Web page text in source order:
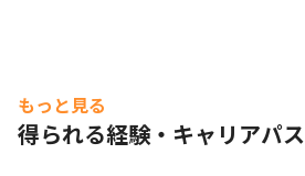
もっと見る
得られる経験・キャリアパス